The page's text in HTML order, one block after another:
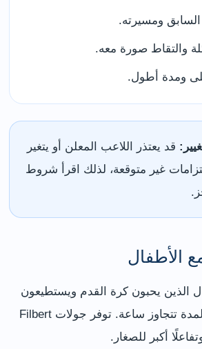
ومسيرته.
والتقاط صورة معه.
ومدة أطول.
قد يعتذر اللاعب المعلن أو يتغير
غير متوقعة، لذلك اقرأ شروط
الأطفال
الذين يحبون كرة القدم ويستطيعون
متابعة شرح جماعي لمدة تتجاوز ساعة. توفر جولات Filbert